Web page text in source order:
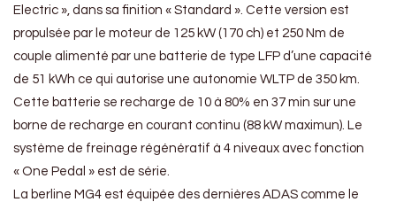
Electric », dans sa finition « Standard ». Cette version est
propulsée par le moteur de 125 kW (170 ch) et 250 Nm de
couple alimenté par une batterie de type LFP d’une capacité
de 51 kWh ce qui autorise une autonomie WLTP de 350 km.
Cette batterie se recharge de 10 à 80% en 37 min sur une
borne de recharge en courant continu (88 kW maximun). Le
système de freinage régénératif à 4 niveaux avec fonction
« One Pedal » est de série.
La berline MG4 est équipée des dernières ADAS comme le